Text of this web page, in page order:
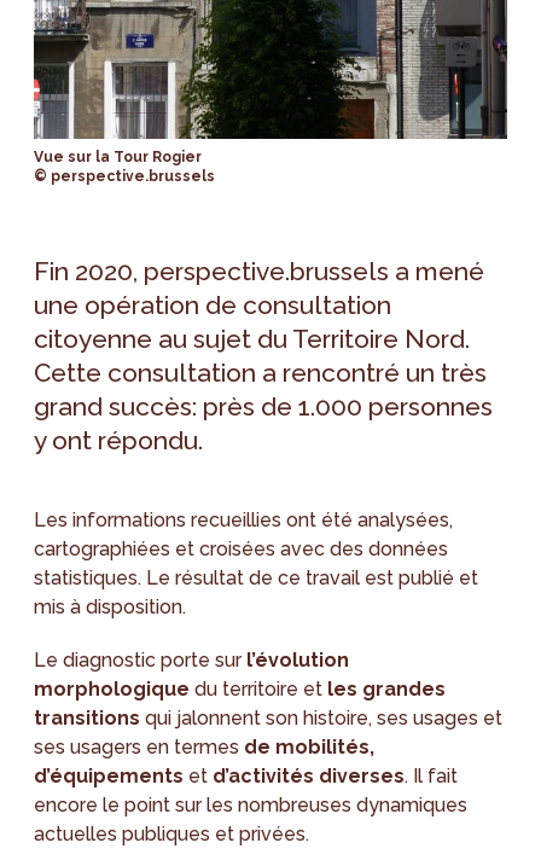
Vue sur la Tour Rogier
© perspective.brussels
Fin 2020, perspective.brussels a mené
une opération de consultation
citoyenne au sujet du Territoire Nord.
Cette consultation a rencontré un très
grand succès: près de 1.000 personnes
y ont répondu.
Les informations recueillies ont été analysées,
cartographiées et croisées avec des données
statistiques. Le résultat de ce travail est publié et
mis à disposition.
Le diagnostic porte sur l’évolution
morphologique du territoire et les grandes
transitions qui jalonnent son histoire, ses usages et
ses usagers en termes de mobilités,
d’équipements et d’activités diverses. Il fait
encore le point sur les nombreuses dynamiques
actuelles publiques et privées.